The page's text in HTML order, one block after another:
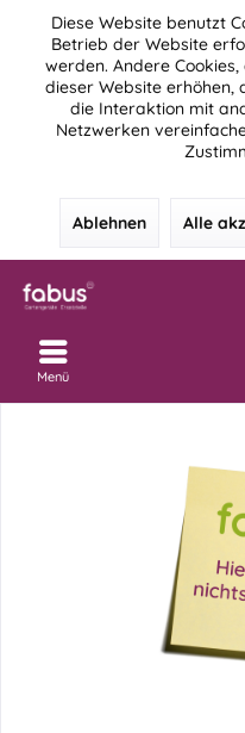
Diese Website benutzt
Betrieb der Website
werden. Andere
dieser Website
die Interaktion mit
Netzwerken
Ablehnen Alle
Menü